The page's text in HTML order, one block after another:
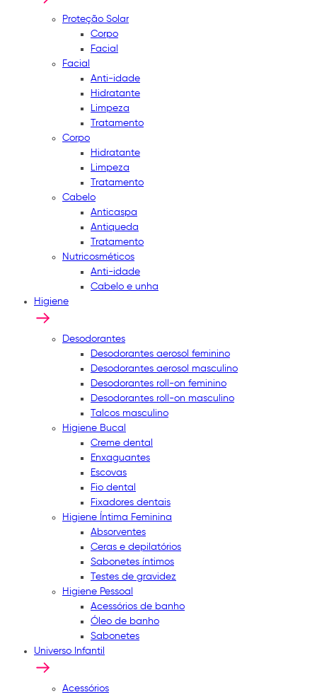
Proteção Solar
Corpo
Facial
Facial
Anti-idade
Hidratante
Limpeza
Tratamento
Corpo
Hidratante
Limpeza
Tratamento
Cabelo
Anticaspa
Antiqueda
Tratamento
Nutricosméticos
Anti-idade
Cabelo e unha
Higiene
Desodorantes
Desodorantes aerosol feminino
Desodorantes aerosol masculino
Desodorantes roll-on feminino
Desodorantes roll-on masculino
Talcos masculino
Higiene Bucal
Creme dental
Enxaguantes
Escovas
Fio dental
Fixadores dentais
Higiene Íntima Feminina
Absorventes
Ceras e depilatórios
Sabonetes íntimos
Testes de gravidez
Higiene Pessoal
Acessórios de banho
Óleo de banho
Sabonetes
Universo Infantil
Acessórios